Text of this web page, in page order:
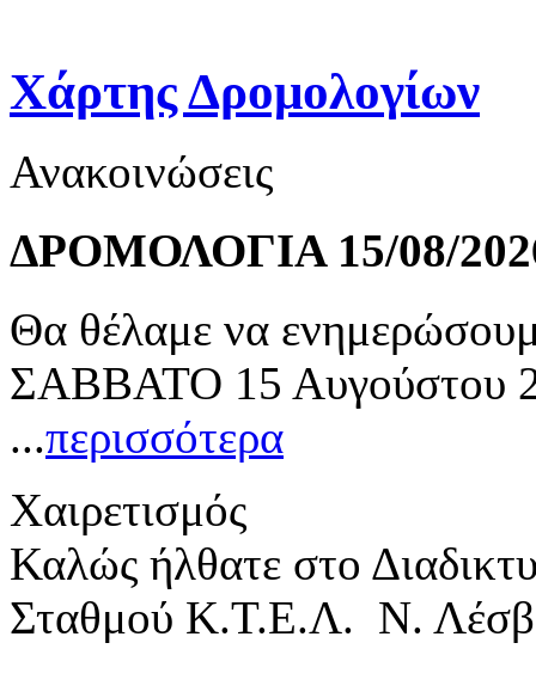
Χάρτης Δρομολογίων
Ανακοινώσεις
ΔΡΟΜΟΛΟΓΙΑ 15/08/
Θα θέλαμε να
ΣΑΒΒΑΤΟ 15 Αυγούστου
...περισσότερα
Χαιρετισμός
Καλώς ήλθατε στο
Σταθμού Κ.Τ.Ε.Λ. Ν.